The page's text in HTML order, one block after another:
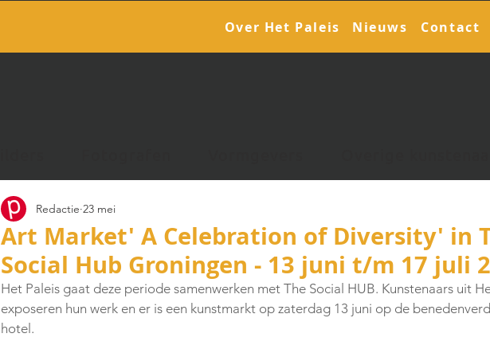
Over Het Paleis Nieuws Contact
Art Market' A Celebration of Diversity' in
Social Hub Groningen - 13 juni t/m 17 juli
Redactie 23 mei
Het Paleis gaat deze periode samenwerken met The Social HUB. Kunstenaars uit
exposeren hun werk en er is een kunstmarkt op zaterdag 13 juni op de
hotel.